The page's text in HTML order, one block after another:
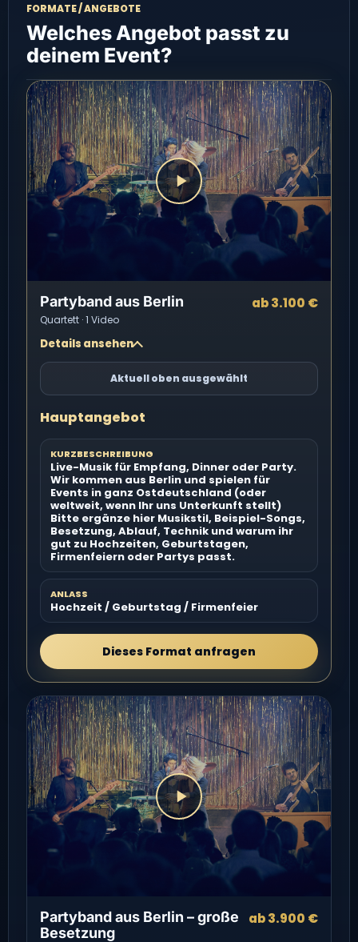
FORMATE / ANGEBOTE
Welches Angebot passt zu
deinem Event?
Partyband aus Berlin
Quartett · 1 Video
ab 3.100 €
Details ansehen
Aktuell oben ausgewählt
Hauptangebot
KURZBESCHREIBUNG
Live-Musik für Empfang, Dinner oder Party.
Wir kommen aus Berlin und spielen für
Events in ganz Ostdeutschland (oder
weltweit, wenn Ihr uns Unterkunft stellt)
Bitte ergänze hier Musikstil, Beispiel-Songs,
Besetzung, Ablauf, Technik und warum ihr
gut zu Hochzeiten, Geburtstagen,
Firmenfeiern oder Partys passt.
ANLASS
Hochzeit / Geburtstag / Firmenfeier
Dieses Format anfragen
Partyband aus Berlin – große
Besetzung
ab 3.900 €